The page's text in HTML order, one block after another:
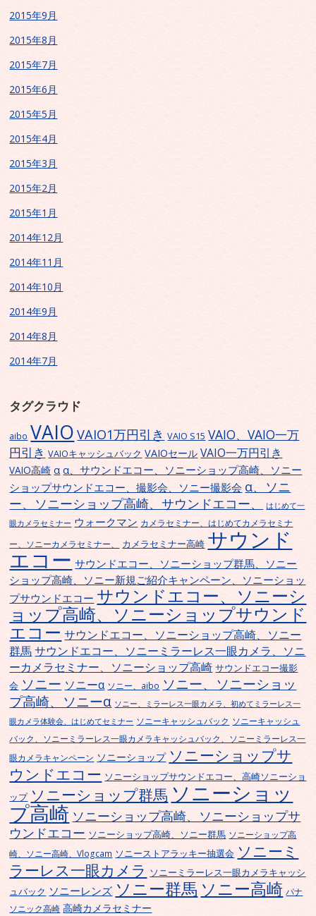
2015年9月
2015年8月
2015年7月
2015年6月
2015年5月
2015年4月
2015年3月
2015年2月
2015年1月
2014年12月
2014年11月
2014年10月
2014年9月
2014年8月
2014年7月
タグクラウド
aibo VAIO VAIO1万円引き VAIO S15 VAIO、VAIO一万
円引き VAIOキャッシュバック VAIOセール VAIO一万円引き
VAIO高崎 α α、サウンドエコー、ソニーショップ高崎、ソニー
ショップサウンドエコー、撮影会、ソニー撮影会 α、ソニ
ー、ソニーショップ高崎、サウンドエコー、
はじめて一
眼カメラセミナー ウォークマン カメラセミナー、はじめてカメラセミナ
ー、ソニーカメラセミナー、
カメラセミナー高崎 サウンド
エコー サウンドエコー、ソニーショップ群馬、ソニー
ショップ高崎、ソニー新規ご紹介キャンペーン、ソニーショッ
プサウンドエコー サウンドエコー、ソニーシ
ョップ高崎、ソニーショップサウンド
エコー サウンドエコー、ソニーショップ高崎、ソニー
群馬 サウンドエコー、ソニーミラーレス一眼カメラ、ソニ
ーカメラセミナー、ソニーショップ高崎 サウンドエコー撮影
会 ソニー ソニーα ソニー、aibo ソニー、ソニーショッ
プ高崎、ソニーα ソニー、ミラーレス一眼カメラ、初めてミラーレス一
眼カメラ体験会、はじめてセミナー ソニーキャッシュバック ソニーキャッシュ
バック、ソニーミラーレス一眼カメラキャッシュバック、ソニーミラーレス一
眼カメラキャンペーン ソニーショップ ソニーショップサ
ウンドエコー ソニーショップサウンドエコー、高崎ソニーショ
ップ ソニーショップ群馬 ソニーショッ
プ高崎 ソニーショップ高崎、ソニーショップサ
ウンドエコー ソニーショップ高崎、ソニー群馬 ソニーショップ高
崎、ソニー高崎、Vlogcam ソニーストアラッキー抽選会 ソニーミ
ラーレス一眼カメラ ソニーミラーレス一眼カメラキャッシ
ュバック ソニーレンズ ソニー群馬 ソニー高崎 パナ
ソニック高崎 高崎カメラセミナー